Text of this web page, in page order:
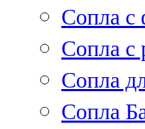
Cопла с
Сопла с
Сопла
Сопла